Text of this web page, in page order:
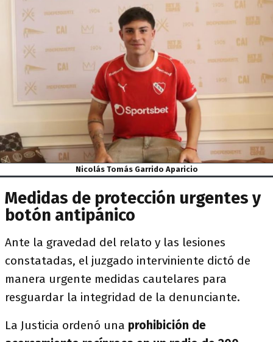
Nicolás Tomás Garrido Aparicio
Medidas de protección urgentes y
botón antipánico
Ante la gravedad del relato y las lesiones
constatadas, el juzgado interviniente dictó de
manera urgente medidas cautelares para
resguardar la integridad de la denunciante.
La Justicia ordenó una prohibición de